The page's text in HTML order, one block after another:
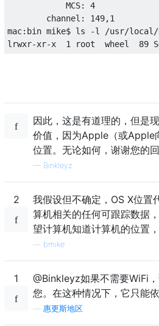
            MCS: 4
        channel: 149,1
mac:bin mike$ ls -l /usr/
因此，这是有道理的，但是
价值，因为Apple（或Apple
位置。无论如何，谢谢您的回
— Binkleyz
2 我假设但不确定，OS X位置
算机相关的任何可跟踪数据
望计算机知道计算机的位置
bmike
1
@Binkleyz如果不需要WiFi
您。在这种情况下，它只能
惠更斯地区